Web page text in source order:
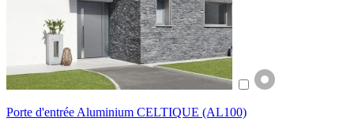
Porte d'entrée Aluminium CELTIQUE (AL100)